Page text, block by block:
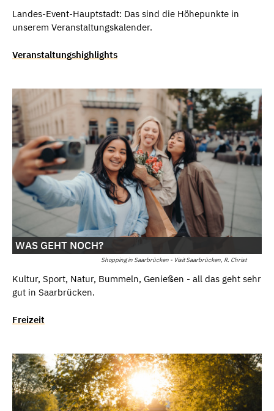
Landes-Event-Hauptstadt: Das sind die Höhepunkte in
unserem Veranstaltungskalender.
Veranstaltungshighlights
Shopping in Saarbrücken - Visit Saarbrücken, R. Christ
WAS GEHT NOCH?
Kultur, Sport, Natur, Bummeln, Genießen - all das geht sehr
gut in Saarbrücken.
Freizeit